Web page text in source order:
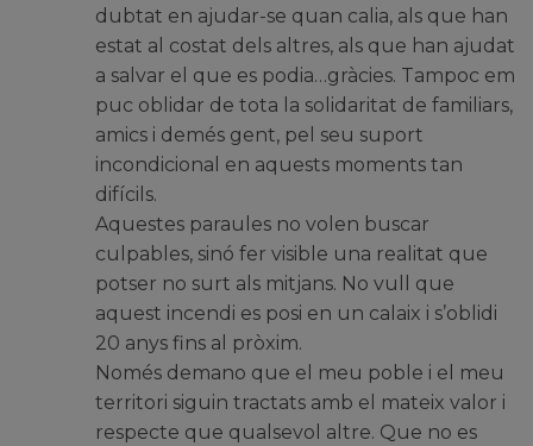
dubtat en ajudar-se quan calia, als que han
estat al costat dels altres, als que han ajudat
a salvar el que es podia…gràcies. Tampoc em
puc oblidar de tota la solidaritat de familiars,
amics i demés gent, pel seu suport
incondicional en aquests moments tan
difícils.
Aquestes paraules no volen buscar
culpables, sinó fer visible una realitat que
potser no surt als mitjans. No vull que
aquest incendi es posi en un calaix i s’oblidi
20 anys fins al pròxim.
Només demano que el meu poble i el meu
territori siguin tractats amb el mateix valor i
respecte que qualsevol altre. Que no es